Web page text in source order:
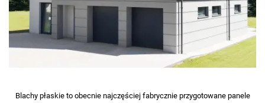
Blachy płaskie to obecnie najczęściej fabrycznie przygotowane panele